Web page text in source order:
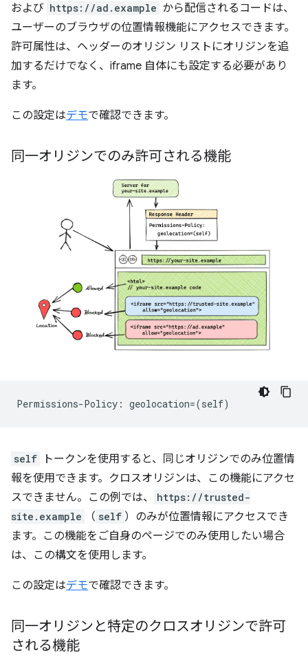
および https://ad.example から配信されるコードは、
ユーザーのブラウザの位置情報機能にアクセスできます。
許可属性は、ヘッダーのオリジン リストにオリジンを追
加するだけでなく、iframe 自体にも設定する必要があり
ます。
この設定はデモで確認できます。
同一オリジンでのみ許可される機能
self
トークンを使用すると、同じオリジンでのみ位置情
報を使用できます。クロスオリジンは、この機能にアクセ
スできません。この例では、
https://trusted-
site.example
（ self ）のみが位置情報にアクセスでき
ます。この機能をご自身のページでのみ使用したい場合
は、この構文を使用します。
この設定はデモで確認できます。
同一オリジンと特定のクロスオリジンで許可
される機能